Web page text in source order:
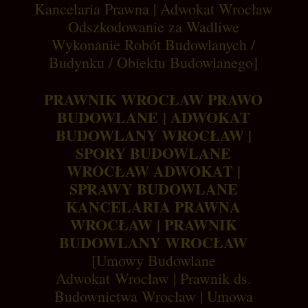
Kancelaria Prawna | Adwokat Wrocław
Odszkodowanie za Wadliwe
Wykonanie Robót Budowlanych /
Budynku / Obiektu Budowlanego]
PRAWNIK WROCŁAW PRAWO
BUDOWLANE | ADWOKAT
BUDOWLANY WROCŁAW |
SPORY BUDOWLANE
WROCŁAW ADWOKAT |
SPRAWY BUDOWLANE
KANCELARIA PRAWNA
WROCŁAW | PRAWNIK
BUDOWLANY WROCŁAW
[Umowy Budowlane
Adwokat Wrocław | Prawnik ds.
Budownictwa Wrocław | Umowa